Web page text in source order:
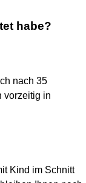
habe?
nach 35
vorzeitig in
Kind im Schnitt